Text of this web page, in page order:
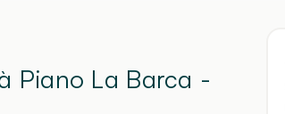
Piano La Barca -